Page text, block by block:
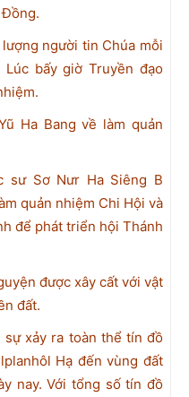
người tin Chúa mỗi
bấy giờ Truyền đạo
Ha Bang về làm quản
sư Sơ Nưr Ha Siêng B
quản nhiệm Chi Hội và
để phát triển hội Thánh
được xây cất với vật
đất.
sự xảy ra toàn thể tín đồ
Hạ đến vùng đất
nay. Với tổng số tín đồ